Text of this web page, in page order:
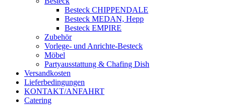
Besteck CHIPPENDALE
Besteck MEDAN, Hepp
Besteck EMPIRE
Zubehör
Vorlege- und Anrichte-Besteck
Möbel
Partyausstattung & Chafing Dish
Versandkosten
Lieferbedingungen
KONTAKT/ANFAHRT
Catering